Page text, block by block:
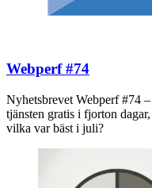
Webperf #74
Nyhetsbrevet Webperf #74
tjänsten gratis i fjorton
vilka var bäst i juli?